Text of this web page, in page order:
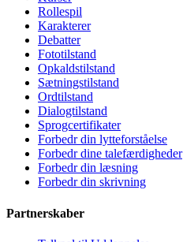
Rollespil
Karakterer
Debatter
Fototilstand
Opkaldstilstand
Sætningstilstand
Ordtilstand
Dialogtilstand
Sprogcertifikater
Forbedr din lytteforståelse
Forbedr dine talefærdigheder
Forbedr din læsning
Forbedr din skrivning
Partnerskaber